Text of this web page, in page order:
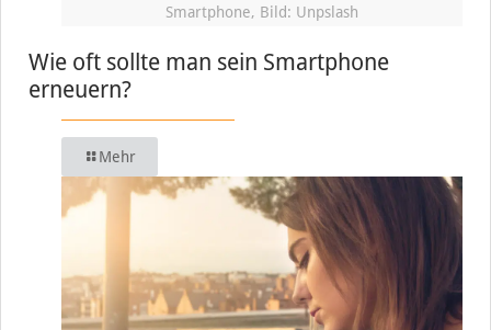
Smartphone, Bild: Unpslash
Wie oft sollte man sein Smartphone
erneuern?
Mehr